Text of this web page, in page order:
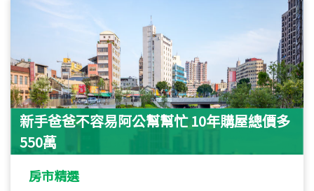
新手爸爸不容易阿公幫幫忙 10年購屋總價多
550萬
房市精選